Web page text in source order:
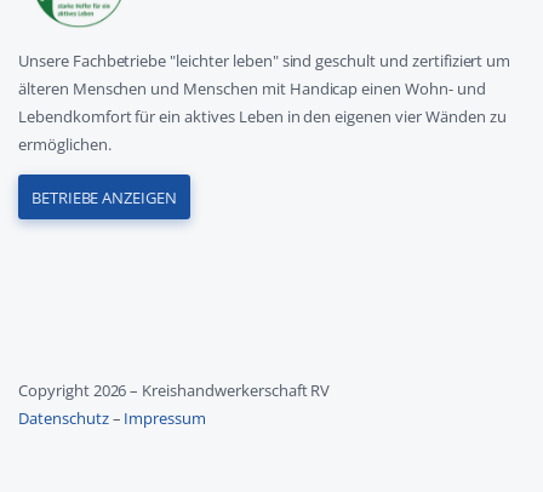
Unsere Fachbetriebe "leichter leben" sind geschult und zertifiziert um
älteren Menschen und Menschen mit Handicap einen Wohn- und
Lebendkomfort für ein aktives Leben in den eigenen vier Wänden zu
ermöglichen.
BETRIEBE ANZEIGEN
Copyright 2026 – Kreishandwerkerschaft RV
Datenschutz– Impressum